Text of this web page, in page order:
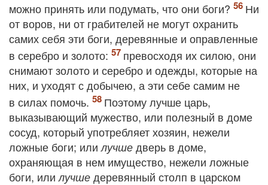
можно принять или подумать, что они боги?
Ни
от воров, ни от грабителей не могут охранить
самих себя эти боги, деревянные и оправленные
в серебро и золото:
превосходя их силою, они
снимают золото и серебро и одежды, которые на
них, и уходят с добычею, а эти себе самим не
в силах помочь.
Поэтому лучше царь,
выказывающий мужество, или полезный в доме
сосуд, который употребляет хозяин, нежели
ложные боги; илилучше дверь в доме,
охраняющая в нем имущество, нежели ложные
боги, илилучше деревянный столп в царском